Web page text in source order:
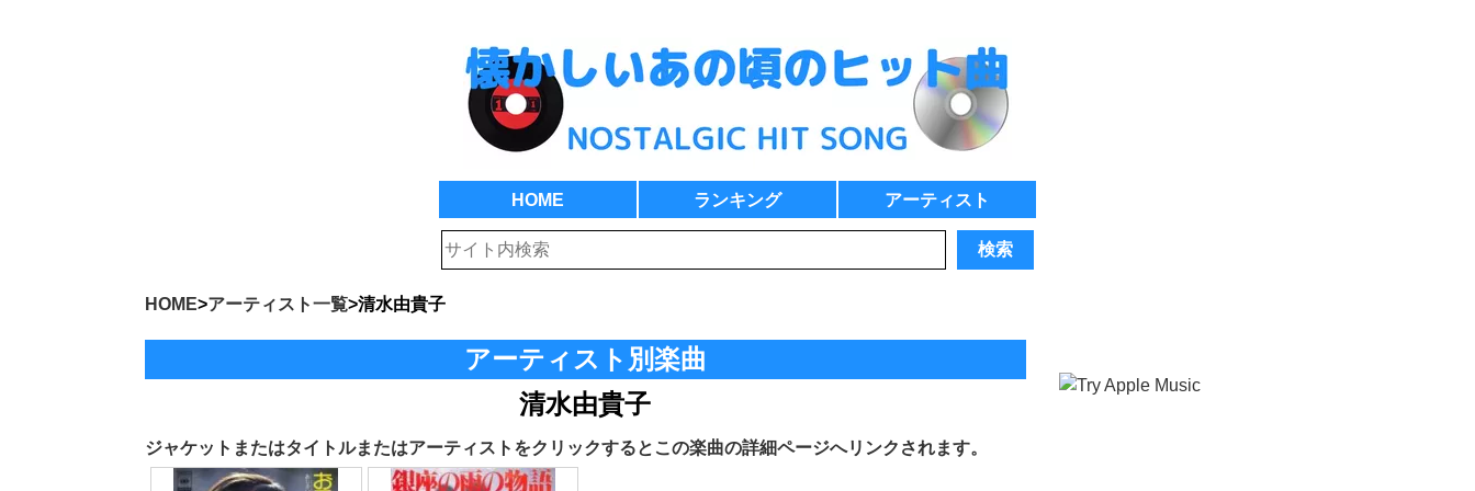
HOME ランキング アーティスト
検索
HOME>アーティスト一覧>清水由貴子
アーティスト別楽曲
清水由貴子
ジャケットまたはタイトルまたはアーティストをクリックするとこの楽曲の詳細ページへリンクされます。